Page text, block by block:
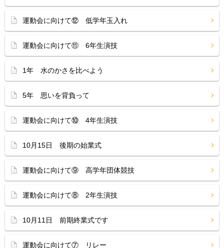
運動会に向けて⑫ 低学年玉入れ
運動会に向けて⑪ 6年生演技
1年 水のかさを比べよう
5年 思いを背負って
運動会に向けて⑩ 4年生演技
10月15日 後期の始業式
運動会に向けて⑨ 高学年団体競技
運動会に向けて⑧ 2年生演技
10月11日 前期終業式です
運動会に向けて⑦ リレー